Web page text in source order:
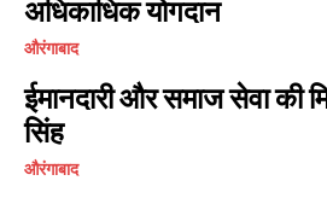
अधिकाधिक योगदान
औरंगाबाद
ईमानदारी और समाज सेवा की
सिंह
औरंगाबाद